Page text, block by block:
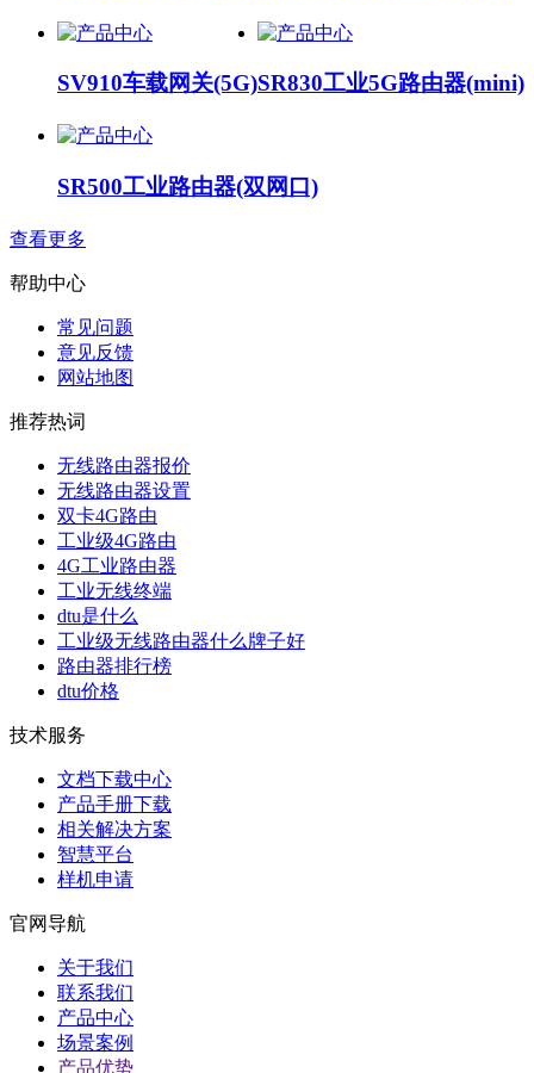
SV910车载网关(5G)SR830工业5G路由器(mini)
SR500工业路由器(双网口)
查看更多
帮助中心
常见问题
意见反馈
网站地图
推荐热词
无线路由器报价
无线路由器设置
双卡4G路由
工业级4G路由
4G工业路由器
工业无线终端
dtu是什么
工业级无线路由器什么牌子好
路由器排行榜
dtu价格
技术服务
文档下载中心
产品手册下载
相关解决方案
智慧平台
样机申请
官网导航
关于我们
联系我们
产品中心
场景案例
产品优势